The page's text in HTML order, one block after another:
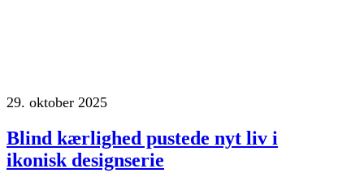
29. oktober 2025
Blind kærlighed pustede nyt liv i
ikonisk designserie